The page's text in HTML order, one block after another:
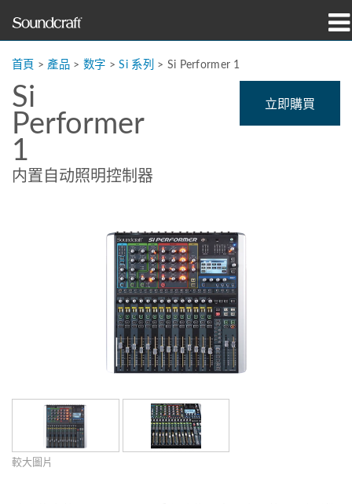
案例研究與新聞
購買地點
訓練
首頁 > 產品 > 数字 >Si 系列 > Si Performer 1
Si
Performer
1
内置自动照明控制器
立即購買
較大圖片